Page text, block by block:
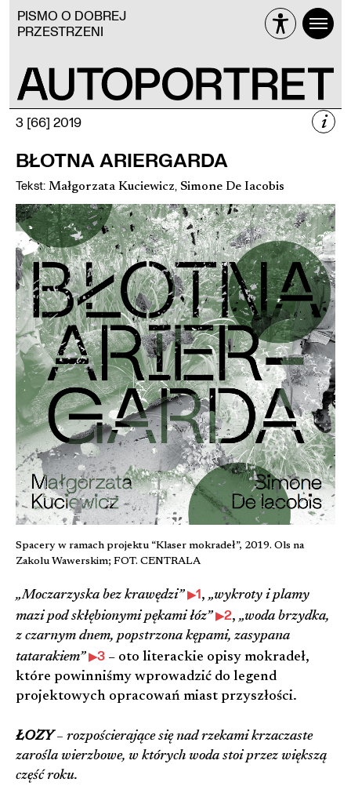
PISMO O DOBREJ
PRZESTRZENI
3 [66] 2019 i
3 [66] 2019
NIEUŻYTKI
Więcej
BŁOTNA ARIERGARDA
Tekst: Małgorzata Kuciewicz, Simone De Iacobis
Spacery w ramach projektu “Klaser mokradeł”, 2019. Ols na
Zakolu Wawerskim; FOT. CENTRALA
„Moczarzyska bez krawędzi” 1, „wykroty i plamy
mazi pod skłębionymi pękami łóz”
2, „woda brzydka,
z czarnym dnem, popstrzona kępami, zasypana
tatarakiem”
3 – oto literackie opisy mokradeł,
które powinniśmy wprowadzić do legend
projektowych opracowań miast przyszłości.
ŁOZY– rozpościerające się nad rzekami krzaczaste
zarośla wierzbowe, w których woda stoi przez większą
część roku.